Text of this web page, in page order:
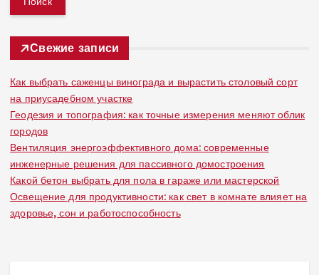
т
Свежие записи
Как выбрать саженцы винограда и вырастить столовый сорт
на приусадебном участке
Геодезия и топография: как точные измерения меняют облик
городов
Вентиляция энергоэффективного дома: современные
инженерные решения для пассивного домостроения
Какой бетон выбрать для пола в гараже или мастерской
Освещение для продуктивности: как свет в комнате влияет на
здоровье, сон и работоспособность